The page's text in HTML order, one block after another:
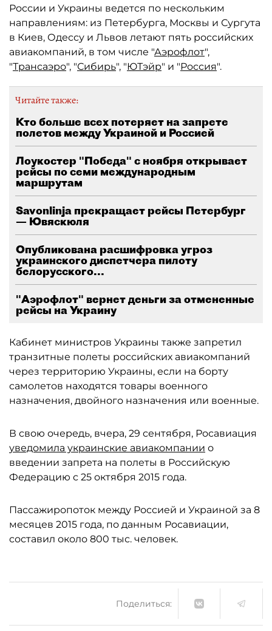
России и Украины ведется по нескольким
направлениям: из Петербурга, Москвы и Сургута
в Киев, Одессу и Львов летают пять российских
авиакомпаний, в том числе "Аэрофлот",
"Трансаэро", "Сибирь", "ЮТэйр" и "Россия".
Читайте также:
Кто больше всех потеряет на запрете
полетов между Украиной и Россией
Лоукостер "Победа" с ноября открывает
рейсы по семи международным
маршрутам
Savonlinja прекращает рейсы Петербург
— Ювяскюля
Опубликована расшифровка угроз
украинского диспетчера пилоту
белорусского...
"Аэрофлот" вернет деньги за отмененные
рейсы на Украину
Кабинет министров Украины также запретил
транзитные полеты российских авиакомпаний
через территорию Украины, если на борту
самолетов находятся товары военного
назначения, двойного назначения или военные.
В свою очередь, вчера, 29 сентября, Росавиация
уведомила украинские авиакомпании о
введении запрета на полеты в Российскую
Федерацию с 25 октября 2015 года.
Пассажиропоток между Россией и Украиной за 8
месяцев 2015 года, по данным Росавиации,
составил около 800 тыс. человек.
Поделиться: